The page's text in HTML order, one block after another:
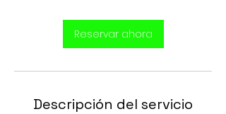
Reservar ahora
Descripción del servicio